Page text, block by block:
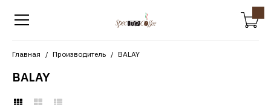
Главная Производитель BALAY
BALAY